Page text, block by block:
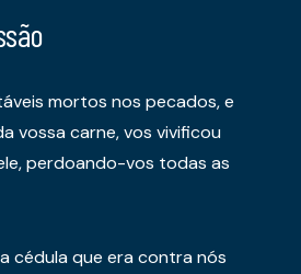
mortos nos pecados, e
vossa carne, vos vivificou
perdoando-vos todas as
cédula que era contra nós